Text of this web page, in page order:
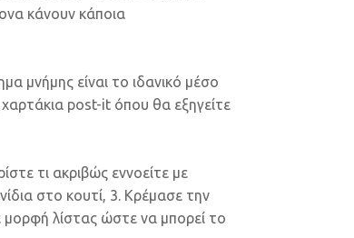
κάνουν κάποια
μνήμης είναι το ιδανικό μέσο
χαρτάκια post-it όπου θα εξηγείτε
τι ακριβώς εννοείτε με
στο κουτί, 3. Κρέμασε την
λίστας ώστε να μπορεί το